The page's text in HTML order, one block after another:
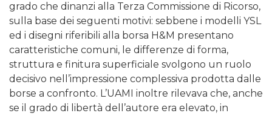
grado che dinanzi alla Terza Commissione di Ricorso,
sulla base dei seguenti motivi: sebbene i modelli YSL
ed i disegni riferibili alla borsa H&M presentano
caratteristiche comuni, le differenze di forma,
struttura e finitura superficiale svolgono un ruolo
decisivo nell’impressione complessiva prodotta dalle
borse a confronto. L’UAMI inoltre rilevava che, anche
se il grado di libertà dell’autore era elevato, in